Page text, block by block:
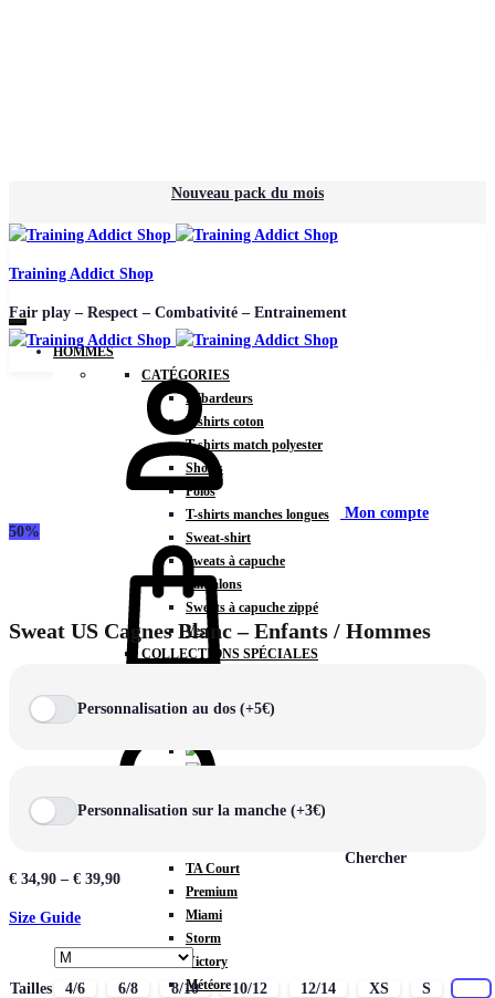
Nouveau pack du mois
Training Addict Shop
Fair play – Respect – Combativité – Entrainement
HOMMES
CATÉGORIES
Débardeurs
T-shirts coton
T-shirts match polyester
Shorts
Polos
T-shirts manches longues
Sweat-shirt
Sweats à capuche
Pantalons
Sweats à capuche zippé
Vestes
COLLECTIONS SPÉCIALES
TA Court
Premium
Miami
Storm
Victory
Météore
Mon compte
Chercher
50%
Sweat US Cagnes Blanc – Enfants / Hommes
Personnalisation au dos (+5€)
Personnalisation sur la manche (+3€)
€ 34,90 – € 39,90
Size Guide
Tailles 4/6 6/8 8/10 10/12 12/14 XS S